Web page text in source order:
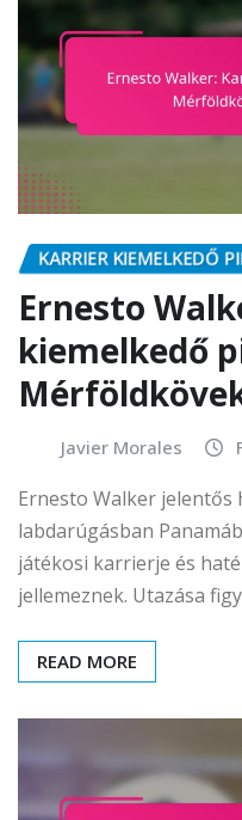
KARRIER KIEMELKEDŐ
Ernesto
kiemelkedő
Javier Morales
Ernesto Walker
labdarúgásban
játékosi karrierje és
jellemeznek. Utazása
READ MORE